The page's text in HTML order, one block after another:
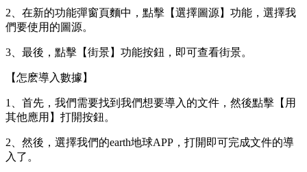
2、在新的功能彈窗頁麵中，點擊【選擇圖源】功能，選擇我
們要使用的圖源。
3、最後，點擊【街景】功能按鈕，即可查看街景。
【怎麽導入數據】
1、首先，我們需要找到我們想要導入的文件，然後點擊【用
其他應用】打開按鈕。
2、然後，選擇我們的earth地球APP，打開即可完成文件的導
入了。